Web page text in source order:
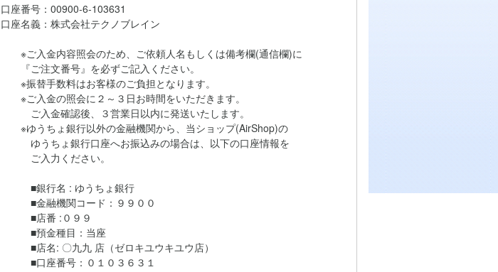
口座番号：00900-6-103631
口座名義：株式会社テクノブレイン
※ご入金内容照会のため、ご依頼人名もしくは備考欄(通信欄)に
『ご注文番号』を必ずご記入ください。
※振替手数料はお客様のご負担となります。
※ご入金の照会に２～３日お時間をいただきます。
ご入金確認後、３営業日以内に発送いたします。
※ゆうちょ銀行以外の金融機関から、当ショップ(AirShop)の
ゆうちょ銀行口座へお振込みの場合は、以下の口座情報を
ご入力ください。
■銀行名 : ゆうちょ銀行
■金融機関コード：９９００
■店番 :０９９
■預金種目：当座
■店名: 〇九九 店（ゼロキユウキユウ店）
■口座番号：０１０３６３１